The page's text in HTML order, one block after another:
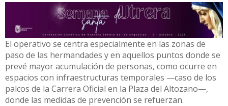
El operativo se centra especialmente en las zonas de
paso de las hermandades y en aquellos puntos donde se
prevé mayor acumulación de personas, como ocurre en
espacios con infraestructuras temporales —caso de los
palcos de la Carrera Oficial en la Plaza del Altozano—,
donde las medidas de prevención se refuerzan.